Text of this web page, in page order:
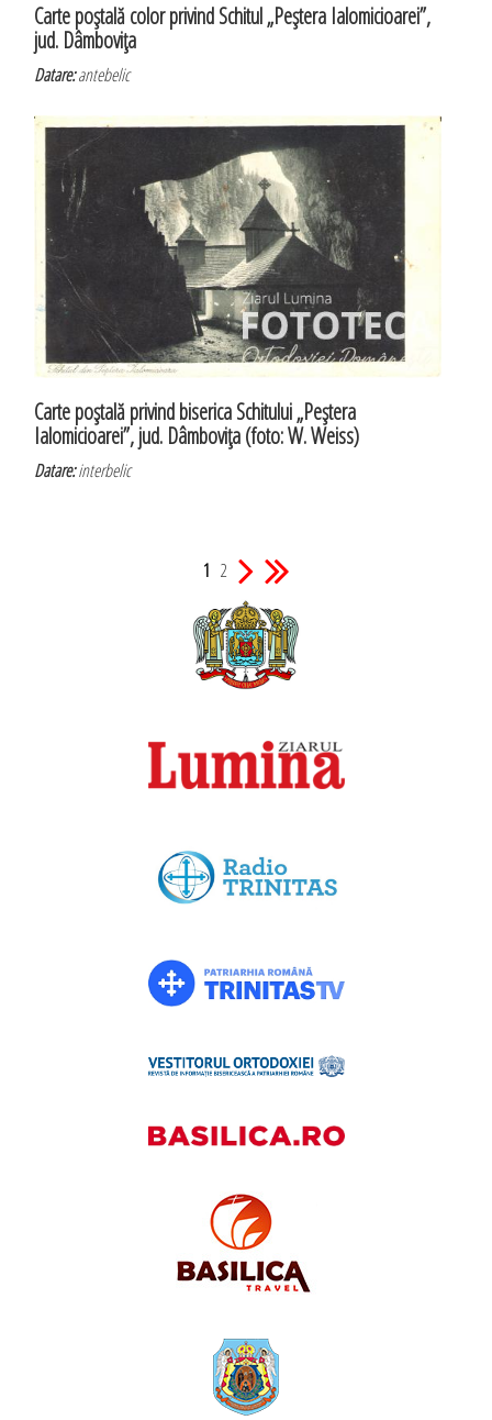
Carte poştală color privind Schitul „Peştera Ialomicioarei”,
jud. Dâmboviţa
Datare:antebelic
Carte poştală privind biserica Schitului „Peştera
Ialomicioarei”, jud. Dâmboviţa (foto: W. Weiss)
Datare:interbelic
1 2